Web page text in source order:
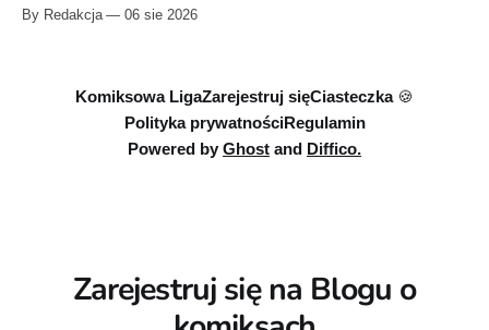
serii Avengers autorstwa Jeda MacKaya trafia do sklepów 12
By Redakcja 06 sie 2026
Komiksowa LigaZarejestruj sięCiasteczka 🍪
Polityka prywatnościRegulamin
Powered by Ghost and Diffico.
Zarejestruj się na Blogu o